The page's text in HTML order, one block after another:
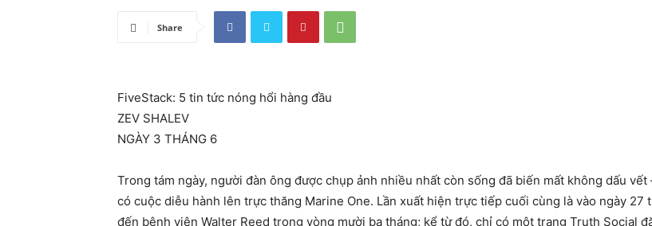
Share
FiveStack: 5 tin tức nóng hổi hàng đầu
ZEV SHALEV
NGÀY 3 THÁNG 6
Trong tám ngày, người đàn ông được chụp ảnh nhiều nhất còn sống đã biến mất không dấu
có cuộc diễu hành lên trực thăng Marine One. Lần xuất hiện trực tiếp cuối cùng là vào ngày 27
đến bệnh viện Walter Reed trong vòng mười ba tháng; kể từ đó, chỉ có một trang Truth Social